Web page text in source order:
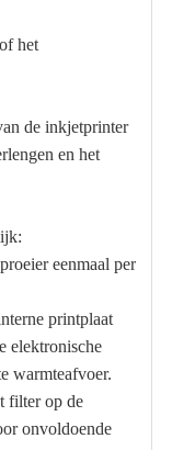
het
de inkjetprinter
en het
eenmaal per
printplaat
elektronische
warmteafvoer.
filter op de
onvoldoende